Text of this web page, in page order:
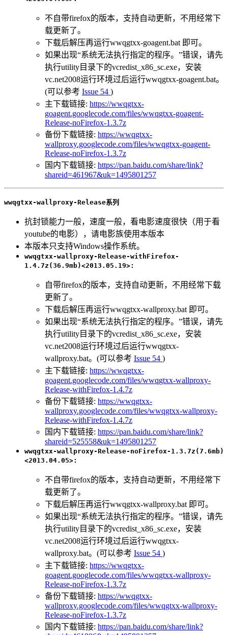
不自带firefox的版本，支持自动更新，不用经常下
载更新了。
下载后解压再运行wwqgtxx-goagent.bat 即可。
如果出现“系统无法执行指定的程序。”错误，请先
执行utility目录下的vcredist_x86_sc.exe，安装
vc.net2008运行环境过后运行wwqgtxx-goagent.bat。
(可以参考 Issue 54 )
主下载链接: https://wwqgtxx-
goagent.googlecode.com/files/wwqgtxx-goagent-
Release-noFirefox-1.3.7z
备份下载链接: https://wwqgtxx-
wallproxy.googlecode.com/files/wwqgtxx-goagent-
Release-noFirefox-1.3.7z
国内下载链接: https://pan.baidu.com/share/link?
shareid=461967&uk=1495801257
wwqgtxx-wallproxy-Release系列
抗封锁能力一般，速度一般，看电影速度很快（用于看
youtube的电影），请电影族使用本版本
本版本只支持Windows操作系统。
wwqgtxx-wallproxy-Release-withFirefox-
1.4.7z(36.9mb)<2013.05.19>:
自带firefox的版本，支持自动更新，不用经常下载
更新了。
下载后解压再运行wwqgtxx-wallproxy.bat 即可。
如果出现“系统无法执行指定的程序。”错误，请先
执行utility目录下的vcredist_x86_sc.exe，安装
vc.net2008运行环境过后运行wwqgtxx-
wallproxy.bat。(可以参考 Issue 54 )
主下载链接: https://wwqgtxx-
goagent.googlecode.com/files/wwqgtxx-wallproxy-
Release-withFirefox-1.4.7z
备份下载链接: https://wwqgtxx-
wallproxy.googlecode.com/files/wwqgtxx-wallproxy-
Release-withFirefox-1.4.7z
国内下载链接: https://pan.baidu.com/share/link?
shareid=525558&uk=1495801257
wwqgtxx-wallproxy-Release-noFirefox-1.3.7z(7.6mb)
<2013.04.05>:
不自带firefox的版本，支持自动更新，不用经常下
载更新了。
下载后解压再运行wwqgtxx-wallproxy.bat 即可。
如果出现“系统无法执行指定的程序。”错误，请先
执行utility目录下的vcredist_x86_sc.exe，安装
vc.net2008运行环境过后运行wwqgtxx-
wallproxy.bat。(可以参考 Issue 54 )
主下载链接: https://wwqgtxx-
goagent.googlecode.com/files/wwqgtxx-wallproxy-
Release-noFirefox-1.3.7z
备份下载链接: https://wwqgtxx-
wallproxy.googlecode.com/files/wwqgtxx-wallproxy-
Release-noFirefox-1.3.7z
国内下载链接: https://pan.baidu.com/share/link?